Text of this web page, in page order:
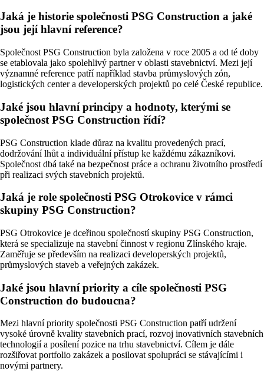
Jaká je historie společnosti PSG Construction a jaké
jsou její hlavní reference?
Společnost PSG Construction byla založena v roce 2005 a od té doby
se etablovala jako spolehlivý partner v oblasti stavebnictví. Mezi její
významné reference patří například stavba průmyslových zón,
logistických center a developerských projektů po celé České republice.
Jaké jsou hlavní principy a hodnoty, kterými se
společnost PSG Construction řídí?
PSG Construction klade důraz na kvalitu provedených prací,
dodržování lhůt a individuální přístup ke každému zákazníkovi.
Společnost dbá také na bezpečnost práce a ochranu životního prostředí
při realizaci svých stavebních projektů.
Jaká je role společnosti PSG Otrokovice v rámci
skupiny PSG Construction?
PSG Otrokovice je dceřinou společností skupiny PSG Construction,
která se specializuje na stavební činnost v regionu Zlínského kraje.
Zaměřuje se především na realizaci developerských projektů,
průmyslových staveb a veřejných zakázek.
Jaké jsou hlavní priority a cíle společnosti PSG
Construction do budoucna?
Mezi hlavní priority společnosti PSG Construction patří udržení
vysoké úrovně kvality stavebních prací, rozvoj inovativních stavebních
technologií a posílení pozice na trhu stavebnictví. Cílem je dále
rozšiřovat portfolio zakázek a posilovat spolupráci se stávajícími i
novými partnery.